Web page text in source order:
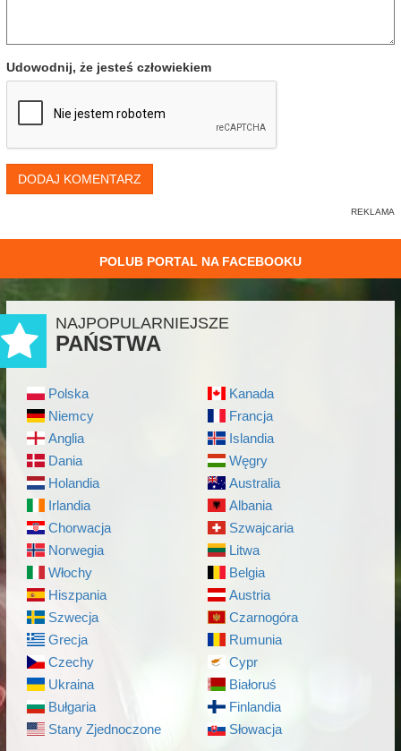
Udowodnij, że jesteś człowiekiem
DODAJ KOMENTARZ
POLUB PORTAL NA FACEBOOKU
NAJPOPULARNIEJSZE
PAŃSTWA
Polska
Niemcy
Anglia
Dania
Holandia
Irlandia
Chorwacja
Norwegia
Włochy
Hiszpania
Szwecja
Grecja
Czechy
Ukraina
Bułgaria
Stany Zjednoczone
Kanada
Francja
Islandia
Węgry
Australia
Albania
Szwajcaria
Litwa
Belgia
Austria
Czarnogóra
Rumunia
Cypr
Białoruś
Finlandia
Słowacja